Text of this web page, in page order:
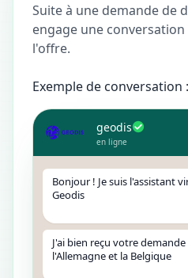
Suite à une demande de
engage une
l'offre.
Exemple de conversation :
geodis
en ligne
Bonjour ! Je suis l'assistant
Geodis
J'ai bien reçu votre
l'Allemagne et la Belgique